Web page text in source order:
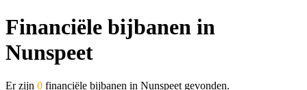
Financiële bijbanen in
Nunspeet
Er zijn 0 financiële bijbanen in Nunspeet gevonden.